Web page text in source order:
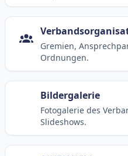
Gremien,
Ordnungen.
Bildergalerie
Fotogalerie des
Slideshows.